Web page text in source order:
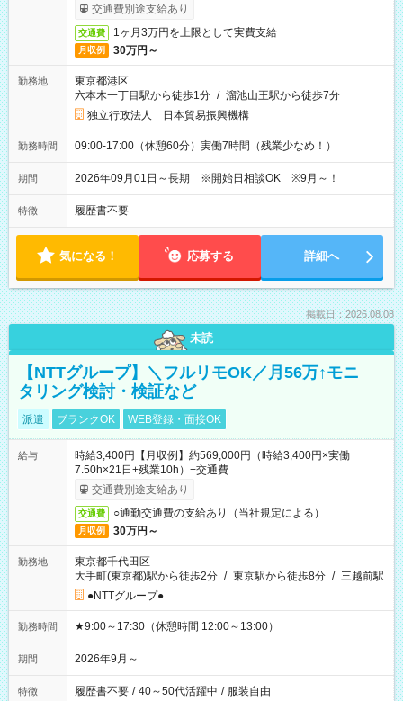
ービス利用可（利用条件有）
交通費別途支給あり
交通費 1ヶ月3万円を上限として実費支給
月収例 30万円～
勤務地
東京都港区
六本木一丁目駅から徒歩1分 / 溜池山王駅から徒歩7分
独立行政法人 日本貿易振興機構
勤務時間 09:00-17:00（休憩60分）実働7時間（残業少なめ！）
期間 2026年09月01日～長期 ※開始日相談OK ※9月～！
特徴 履歴書不要
気になる！ 応募する 詳細へ
掲載日：2026.08.08
未読
【NTTグループ】＼フルリモOK／月56万↑モニ
タリング検討・検証など
派遣 ブランクOK WEB登録・面接OK
給与
時給3,400円【月収例】約569,000円（時給3,400円×実働
7.50h×21日+残業10h）+交通費
交通費別途支給あり
交通費 ○通勤交通費の支給あり（当社規定による）
月収例 30万円～
勤務地
東京都千代田区
大手町(東京都)駅から徒歩2分 / 東京駅から徒歩8分 / 三越前駅
●NTTグループ●
勤務時間 ★9:00～17:30（休憩時間 12:00～13:00）
期間 2026年9月～
特徴 履歴書不要 / 40～50代活躍中 / 服装自由